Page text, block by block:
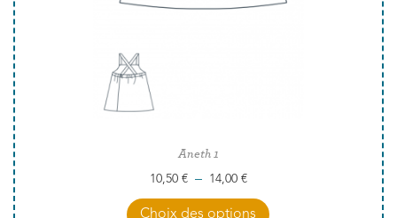
Aneth 1
10,50 € – 14,00 €
Choix des options